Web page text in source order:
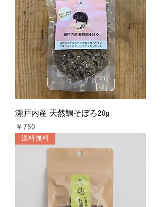
瀬戸内産 天然鯛そぼろ20g
価格
￥750
送料無料